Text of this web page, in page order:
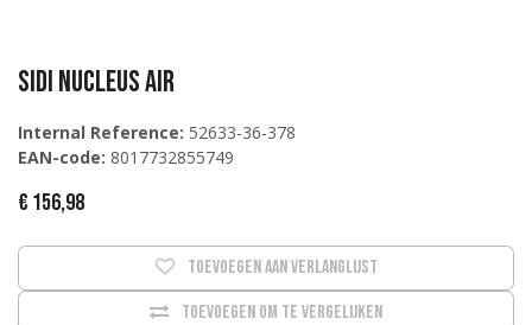
Sidi NUCLEUS AIR
Internal Reference: 52633-36-378
EAN-code: 8017732855749
€ 156,98
Toevoegen om te vergelijken
Toevoegen aan verlanglijst